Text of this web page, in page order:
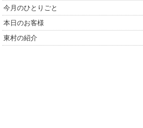
今月のひとりごと
本日のお客様
東村の紹介